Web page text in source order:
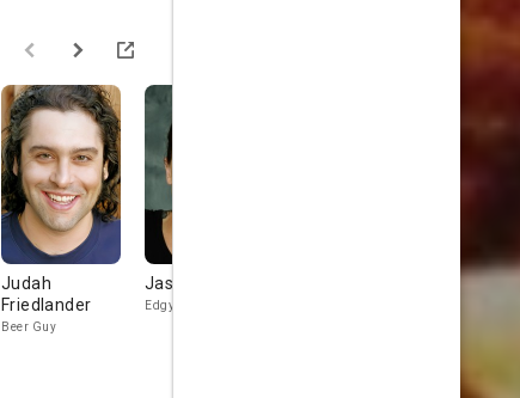
Judah
Friedlander
Beer Guy
Jason Mewes
Edgy Cat
Josh